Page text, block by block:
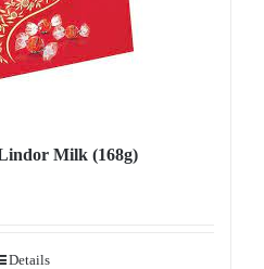
Milk (168g)
Details